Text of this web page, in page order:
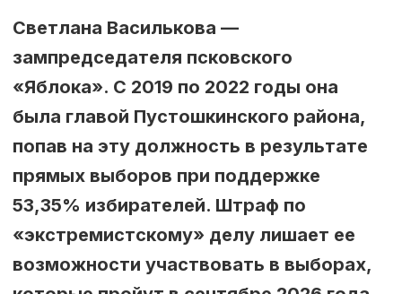
Светлана Василькова —
зампредседателя псковского
«Яблока». С 2019 по 2022 годы она
была главой Пустошкинского района,
попав на эту должность в результате
прямых выборов при поддержке
53,35% избирателей. Штраф по
«экстремистскому» делу лишает ее
возможности участвовать в выборах,